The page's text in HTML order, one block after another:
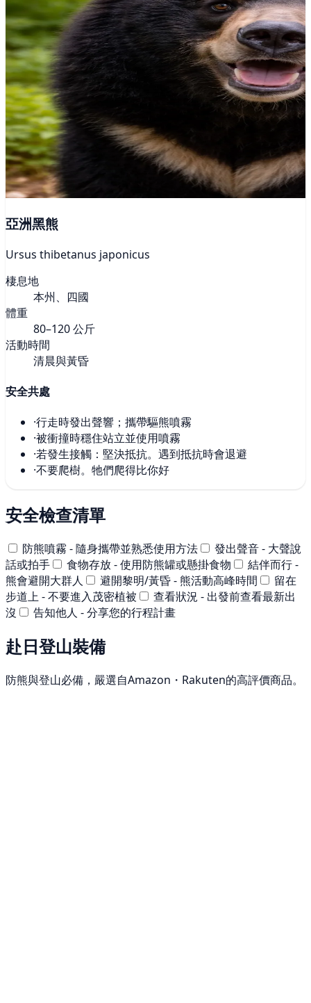
亞洲黑熊
Ursus thibetanus japonicus
棲息地
本州、四國
體重
80–120 公斤
活動時間
清晨與黃昏
安全共處
·行走時發出聲響；攜帶驅熊噴霧
·被衝撞時穩住站立並使用噴霧
·若發生接觸：堅決抵抗。遇到抵抗時會退避
·不要爬樹。牠們爬得比你好
安全檢查清單
防熊噴霧 - 隨身攜帶並熟悉使用方法
發出聲音 - 大聲說
話或拍手
食物存放 - 使用防熊罐或懸掛食物
結伴而行 -
熊會避開大群人
避開黎明/黃昏 - 熊活動高峰時間
留在
步道上 - 不要進入茂密植被
查看狀況 - 出發前查看最新出
沒
告知他人 - 分享您的行程計畫
赴日登山裝備
防熊與登山必備，嚴選自Amazon・Rakuten的高評價商品。